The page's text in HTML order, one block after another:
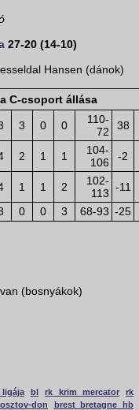
27-20 (14-10)
Hansen (dánok)
C-csoport állása
3 0 0
110-
72
38
2 1 1
104-
106
-2
1 1 2
102-
113 -11
0 0 3 68-93 -25
(bosnyákok)
bl rk krim mercator
rk
don
brest bretagne hb